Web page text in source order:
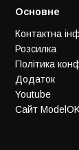
Основне
Контактна
Розсилка
Політика
Додаток
Youtube
Сайт